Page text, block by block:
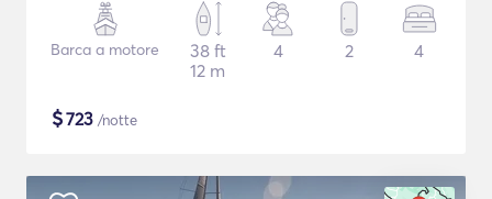
Barca a motore
38 ft
12 m
4 2 4
$723 /notte